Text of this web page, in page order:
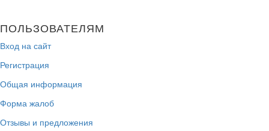
ПОЛЬЗОВАТЕЛЯМ
Вход на сайт
Регистрация
Общая информация
Форма жалоб
Отзывы и предложения